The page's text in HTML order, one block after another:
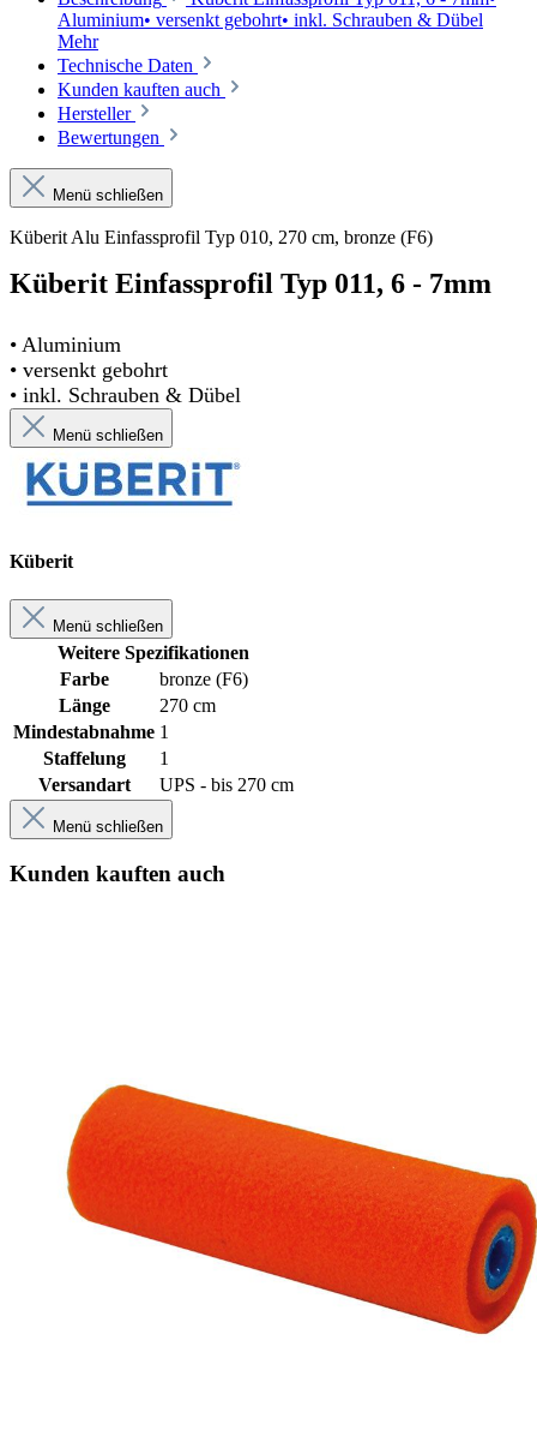
Aluminium• versenkt gebohrt• inkl. Schrauben & Dübel
Mehr
Technische Daten
Kunden kauften auch
Hersteller
Bewertungen
Menü schließen
Küberit Alu Einfassprofil Typ 010, 270 cm, bronze (F6)
Küberit Einfassprofil Typ 011, 6 - 7mm
• Aluminium
• versenkt gebohrt
• inkl. Schrauben & Dübel
Menü schließen
Küberit
Menü schließen
Weitere Spezifikationen
Farbe
bronze (F6)
Länge
270 cm
Mindestabnahme 1
Staffelung
1
Versandart
UPS - bis 270 cm
Menü schließen
Kunden kauften auch